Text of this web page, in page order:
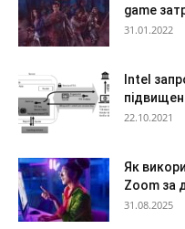
game
31.01.2022
Intel
22.10.2021
Як
Zoom за
31.08.2025